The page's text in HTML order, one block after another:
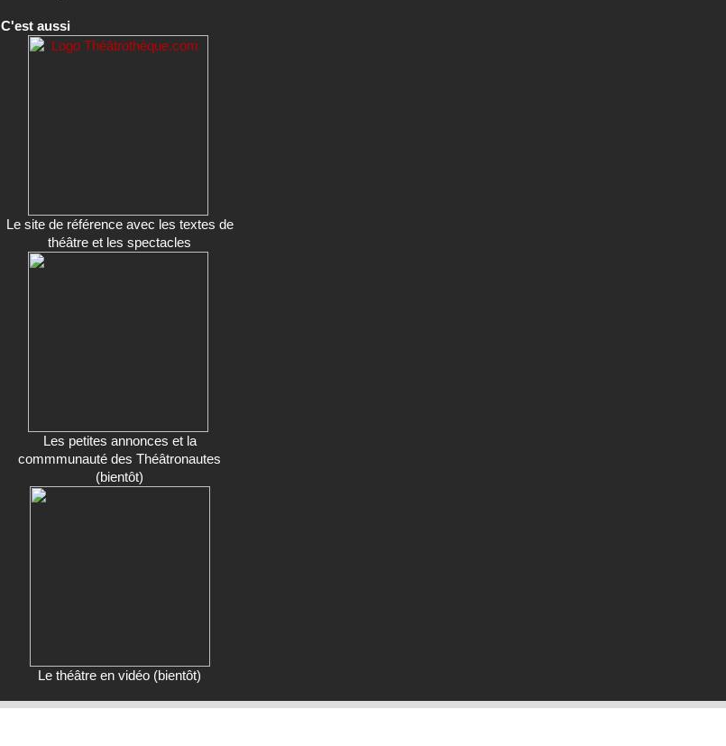
C'est aussi
Le site de référence avec les textes de
théâtre et les spectacles
Les petites annonces et la
commmunauté des Théâtronautes
(bientôt)
Le théâtre en vidéo (bientôt)